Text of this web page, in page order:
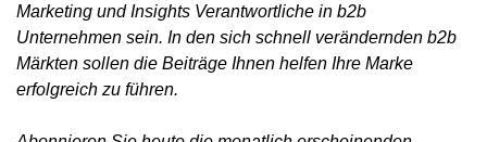
Marketing und Insights Verantwortliche in b2b
Unternehmen sein. In den sich schnell verändernden b2b
Märkten sollen die Beiträge Ihnen helfen Ihre Marke
erfolgreich zu führen.